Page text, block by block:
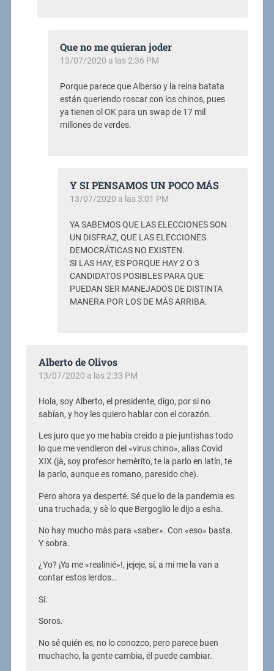
Que no me quieran joder
13/07/2020 a las 2:36 PM
Porque parece que Alberso y la reina batata
están queriendo roscar con los chinos, pues
ya tienen ol OK para un swap de 17 mil
millones de verdes.
Y SI PENSAMOS UN POCO MÁS
13/07/2020 a las 3:01 PM
YA SABEMOS QUE LAS ELECCIONES SON
UN DISFRAZ, QUE LAS ELECCIONES
DEMOCRÁTICAS NO EXISTEN.
SI LAS HAY, ES PORQUE HAY 2 O 3
CANDIDATOS POSIBLES PARA QUE
PUEDAN SER MANEJADOS DE DISTINTA
MANERA POR LOS DE MÁS ARRIBA.
Alberto de Olivos
13/07/2020 a las 2:33 PM
Hola, soy Alberto, el presidente, digo, por si no
sabían, y hoy les quiero hablar con el corazón.
Les juro que yo me habìa creìdo a pie juntishas todo
lo que me vendieron del «virus chino», alias Covid
XIX (jà, soy profesor hemèrito, te la parlo en latín, te
la parlo, aunque es romano, paresido che).
Pero ahora ya desperté. Sé que lo de la pandemia es
una truchada, y sè lo que Bergoglio le dijo a esha.
No hay mucho màs para «saber». Con «eso» basta.
Y sobra.
¿Yo? ¡Ya me «realinié»!, jejeje, sí, a mí me la van a
contar estos lerdos…
Sí.
Soros.
No sé quién es, no lo conozco, pero parece buen
muchacho, la gente cambia, él puede cambiar.